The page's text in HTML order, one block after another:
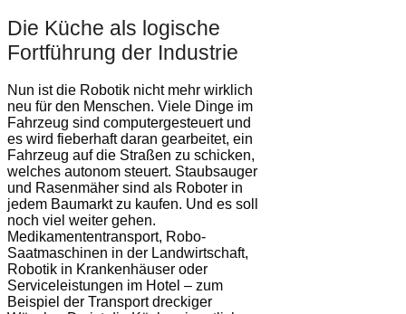
Die Küche als logische
Fortführung der Industrie
Nun ist die Robotik nicht mehr wirklich
neu für den Menschen. Viele Dinge im
Fahrzeug sind computergesteuert und
es wird fieberhaft daran gearbeitet, ein
Fahrzeug auf die Straßen zu schicken,
welches autonom steuert. Staubsauger
und Rasenmäher sind als Roboter in
jedem Baumarkt zu kaufen. Und es soll
noch viel weiter gehen.
Medikamententransport, Robo-
Saatmaschinen in der Landwirtschaft,
Robotik in Krankenhäuser oder
Serviceleistungen im Hotel – zum
Beispiel der Transport dreckiger